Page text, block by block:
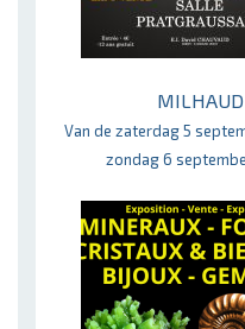
MILHAUD
Van de zaterdag 5
zondag 6